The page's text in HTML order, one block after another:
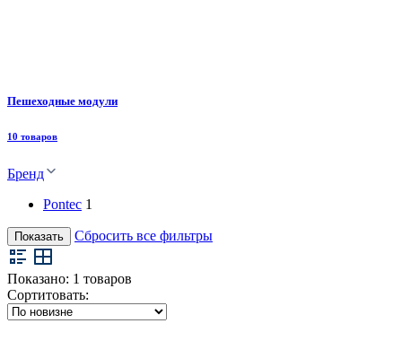
Пешеходные модули
10 товаров
Бренд
Pontec 1
Показать Сбросить все фильтры
Показано: 1 товаров
Сортитовать: